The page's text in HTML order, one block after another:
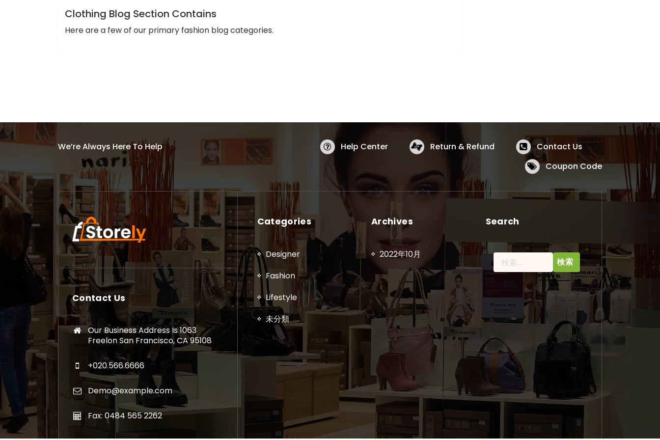
Clothing Blog Section Contains
Here are a few of our primary fashion blog categories.
We’re Always Here To Help Help Center Return & Refund
Contact Us
Coupon Code
Contact Us
Our Business Address Is 1063
Freelon San Francisco, CA 95108
+020.566.6666
Demo@example.com
Fax: 0484 565 2262
Categories
Designer
Fashion
Lifestyle
未分類
Archives
2022年10月
Search
検
索: